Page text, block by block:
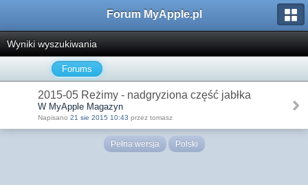
Forum MyApple.pl
Wyniki wyszukiwania
Forums
2015-05 Reżimy - nadgryziona część jabłka
W MyApple Magazyn
Napisano 21 sie 2015 10:43 przez tomasz
Pełna wersja Polski